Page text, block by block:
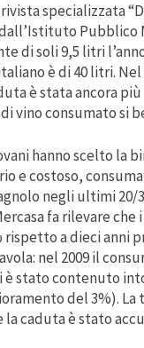
specializzata
Pubblico
di soli 9,5 litri
è di 40 litri. Nel
è stata ancora
vino consumato si
hanno scelto la
e costoso,
negli ultimi
fa rilevare che i
a dieci anni
nel 2009 il
stato contenuto
del 3%).
la caduta è stato